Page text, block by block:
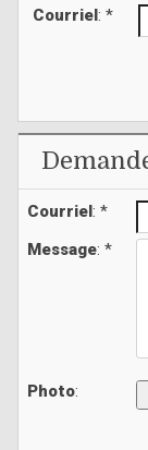
Courriel : *
Courriel: *
Message: *
Photo: